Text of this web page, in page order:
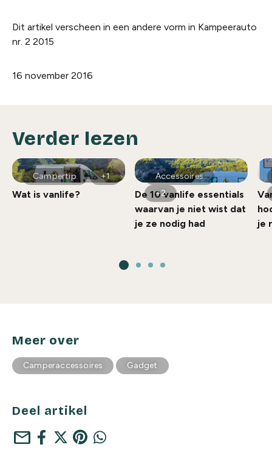
Dit artikel verscheen in een andere vorm in Kampeerauto
nr. 2 2015
16 november 2016
Verder lezen
Campertip +1
Wat is vanlife?
Accessoires
+2
De 10 vanlife essentials
waarvan je niet wist dat
je ze nodig had
je
Meer over
Camperaccessoires Gadget
Deel artikel
mail